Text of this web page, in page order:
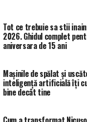
controlul instituției,
de generalul
Steaua de general
și propria viziune
a arunca toată
pe spatele
Tot ce trebuie sa stii
2026. Ghidul complet
aniversara de 15 ani
Mașinile de spălat și
inteligență artificială îți
bine decât tine